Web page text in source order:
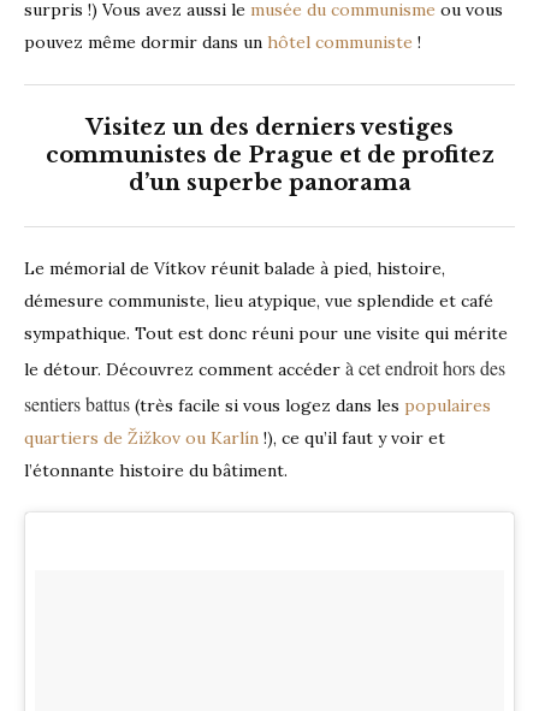
surpris !) Vous avez aussi le musée du communisme ou vous
pouvez même dormir dans un hôtel communiste !
Visitez un des derniers vestiges
communistes de Prague et de profitez
d’un superbe panorama
Le mémorial de Vítkov réunit balade à pied, histoire,
démesure communiste, lieu atypique, vue splendide et café
sympathique. Tout est donc réuni pour une visite qui mérite
le détour. Découvrez comment accéder à cet endroithors des
sentiers battus (très facile si vous logez dans les populaires
quartiers de Žižkov ou Karlín !), ce qu’il faut y voir et
l’étonnante histoire du bâtiment.